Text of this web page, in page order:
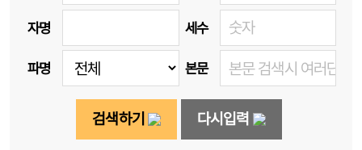
자명 세수
파명 본문
검색하기 다시입력